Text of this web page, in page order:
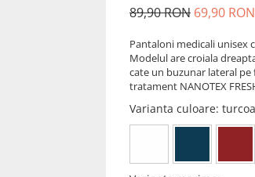
89,90 RON 69,90 RON
Pantaloni medicali unisex
Modelul are croiala
cate un buzunar lateral pe
tratament NANOTEX
Varianta culoare: